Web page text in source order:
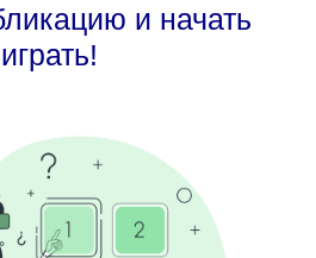
и начать
играть!